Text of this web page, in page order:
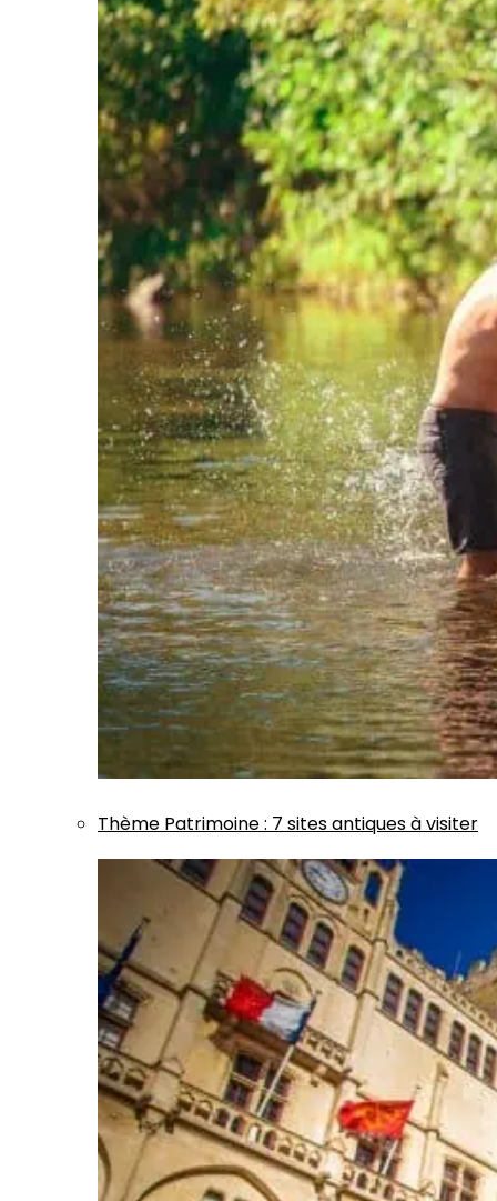
Thème Patrimoine: 7 sites antiques à visiter